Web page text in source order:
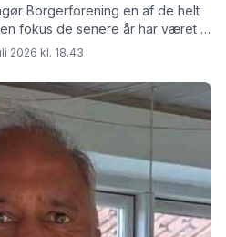
Borgerforening en af de helt
fokus de senere år har været at
den afgåede formand
2026 kl. 18.43